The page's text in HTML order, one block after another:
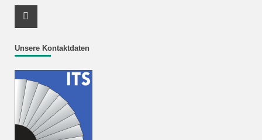
Unsere Kontaktdaten
Youtube Profil